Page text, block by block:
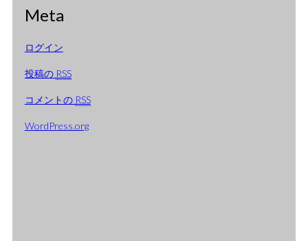
2004年10月
Meta
ログイン
投稿の RSS
コメントの RSS
WordPress.org